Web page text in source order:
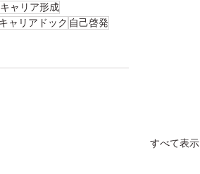
キャリア形成
ャリアドック 自己啓発
すべて表示